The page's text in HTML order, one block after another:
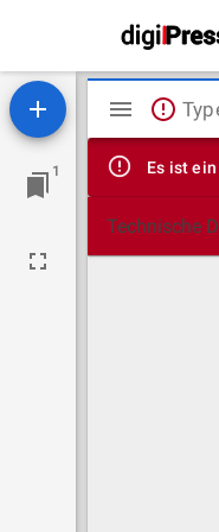
1
Viewer
Es ist
Technische